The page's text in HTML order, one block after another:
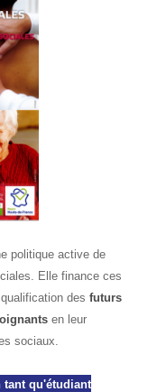
politique active de
Elle finance ces
des futurs
en leur
sociaux.
tant qu'étudiant